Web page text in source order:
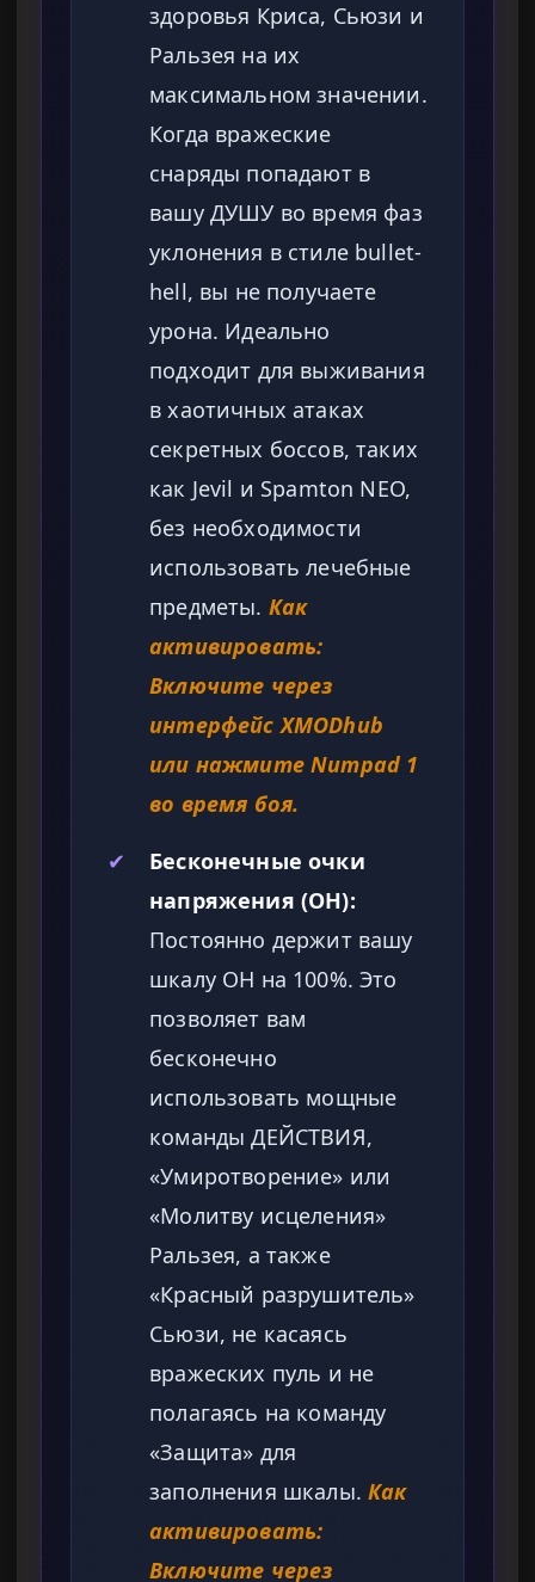
здоровья Криса, Сьюзи и
Ральзея на их
максимальном значении.
Когда вражеские
снаряды попадают в
вашу ДУШУ во время фаз
уклонения в стиле bullet-
hell, вы не получаете
урона. Идеально
подходит для выживания
в хаотичных атаках
секретных боссов, таких
как Jevil и Spamton NEO,
без необходимости
использовать лечебные
предметы. Как
активировать:
Включите через
интерфейс XMODhub
или нажмите Numpad 1
во время боя.
✔
Бесконечные очки
напряжения (ОН):
Постоянно держит вашу
шкалу ОН на 100%. Это
позволяет вам
бесконечно
использовать мощные
команды ДЕЙСТВИЯ,
«Умиротворение» или
«Молитву исцеления»
Ральзея, а также
«Красный разрушитель»
Сьюзи, не касаясь
вражеских пуль и не
полагаясь на команду
«Защита» для
заполнения шкалы.Как
активировать:
Включите через